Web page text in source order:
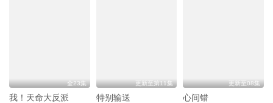
全23集
我！天命大反派
更新至第11集
特别输送
更新至08集
心间错